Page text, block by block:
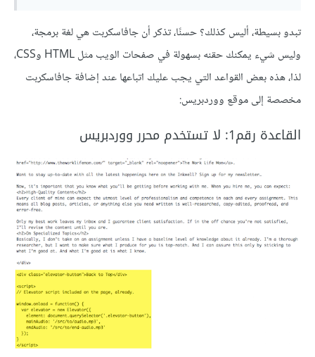
تبدو بسيطة، أليس كذلك؟ حسنًا، تذكر أن جافاسكربت هي لغة برمجة،
وليس شيء يمكنك حقنه بسهولة في صفحات الويب مثل HTML وCSS،
لذا، هذه بعض القواعد التي يجب عليك اتباعها عند إضافة جافاسكربت
مخصصة إلى موقع ووردبريس:
القاعدة رقم1: لا تستخدم محرر ووردبريس